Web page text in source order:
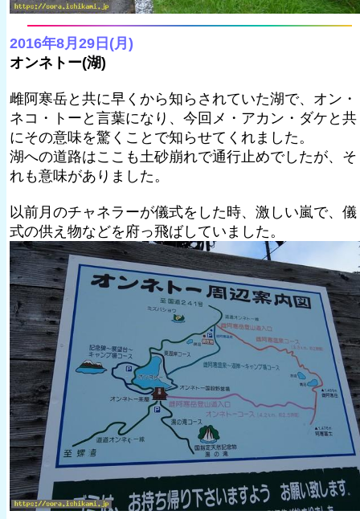
2016年8月29日(月)
オンネトー(湖)
雌阿寒岳と共に早くから知らされていた湖で、オン・
ネコ・トーと言葉になり、今回メ・アカン・ダケと共
にその意味を驚くことで知らせてくれました。
湖への道路はここも土砂崩れで通行止めでしたが、そ
れも意味がありました。
以前月のチャネラーが儀式をした時、激しい嵐で、儀
式の供え物などを府っ飛ばしていました。